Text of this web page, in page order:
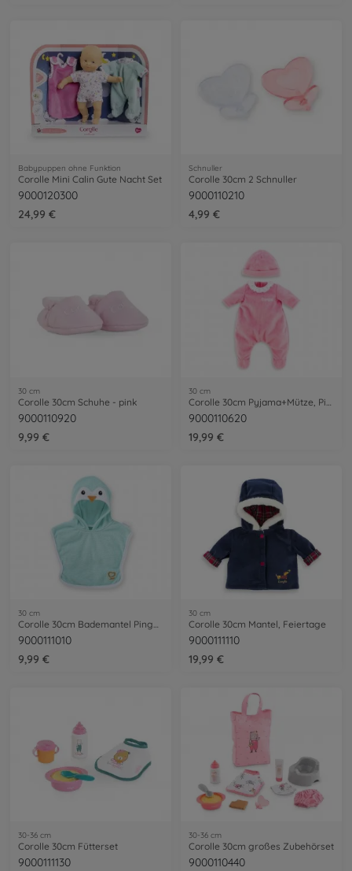
Babypuppen ohne Funktion
Corolle Mini Calin Gute Nacht Set
9000120300
24,99 €
Schnuller
Corolle 30cm 2 Schnuller
9000110210
4,99 €
30 cm
Corolle 30cm Schuhe - pink
9000110920
9,99 €
30 cm
9000110620
19,99 €
30 cm
9000111010
9,99 €
30 cm
Corolle 30cm Mantel, Feiertage
9000111110
19,99 €
30-36 cm
Corolle 30cm Fütterset
9000111130
30-36 cm
Corolle 30cm großes Zubehörset
9000110440